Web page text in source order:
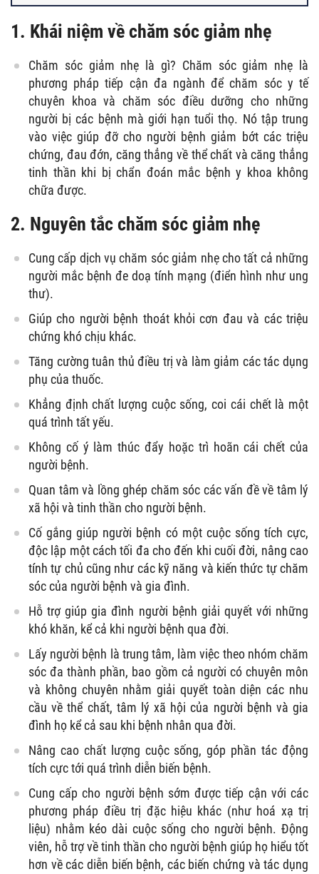
1. Khái niệm về chăm sóc giảm nhẹ
Chăm sóc giảm nhẹ là gì? Chăm sóc giảm nhẹ là
phương pháp tiếp cận đa ngành để chăm sóc y tế
chuyên khoa và chăm sóc điều dưỡng cho những
người bị các bệnh mà giới hạn tuổi thọ. Nó tập trung
vào việc giúp đỡ cho người bệnh giảm bớt các triệu
chứng, đau đớn, căng thẳng về thể chất và căng thẳng
tinh thần khi bị chẩn đoán mắc bệnh y khoa không
chữa được.
2. Nguyên tắc chăm sóc giảm nhẹ
Cung cấp dịch vụ chăm sóc giảm nhẹ cho tất cả những
người mắc bệnh đe doạ tính mạng (điển hình như ung
thư).
Giúp cho người bệnh thoát khỏi cơn đau và các triệu
chứng khó chịu khác.
Tăng cường tuân thủ điều trị và làm giảm các tác dụng
phụ của thuốc.
Khẳng định chất lượng cuộc sống, coi cái chết là một
quá trình tất yếu.
Không cố ý làm thúc đẩy hoặc trì hoãn cái chết của
người bệnh.
Quan tâm và lồng ghép chăm sóc các vấn đề về tâm lý
xã hội và tinh thần cho người bệnh.
Cố gắng giúp người bệnh có một cuộc sống tích cực,
độc lập một cách tối đa cho đến khi cuối đời, nâng cao
tính tự chủ cũng như các kỹ năng và kiến thức tự chăm
sóc của người bệnh và gia đình.
Hỗ trợ giúp gia đình người bệnh giải quyết với những
khó khăn, kể cả khi người bệnh qua đời.
Lấy người bệnh là trung tâm, làm việc theo nhóm chăm
sóc đa thành phần, bao gồm cả người có chuyên môn
và không chuyên nhằm giải quyết toàn diện các nhu
cầu về thể chất, tâm lý xã hội của người bệnh và gia
đình họ kể cả sau khi bệnh nhân qua đời.
Nâng cao chất lượng cuộc sống, góp phần tác động
tích cực tới quá trình diễn biến bệnh.
Cung cấp cho người bệnh sớm được tiếp cận với các
phương pháp điều trị đặc hiệu khác (như hoá xạ trị
liệu) nhằm kéo dài cuộc sống cho người bệnh. Động
viên, hỗ trợ về tinh thần cho người bệnh giúp họ hiểu tốt
hơn về các diễn biến bệnh, các biến chứng và tác dụng